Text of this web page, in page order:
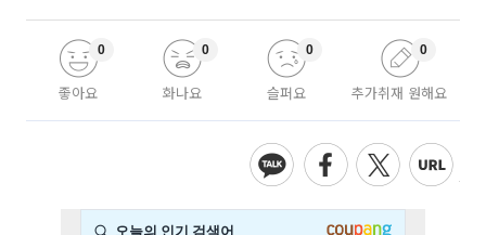
좋아요
0
화나요
0
슬퍼요
0
추가취재 원해요
0